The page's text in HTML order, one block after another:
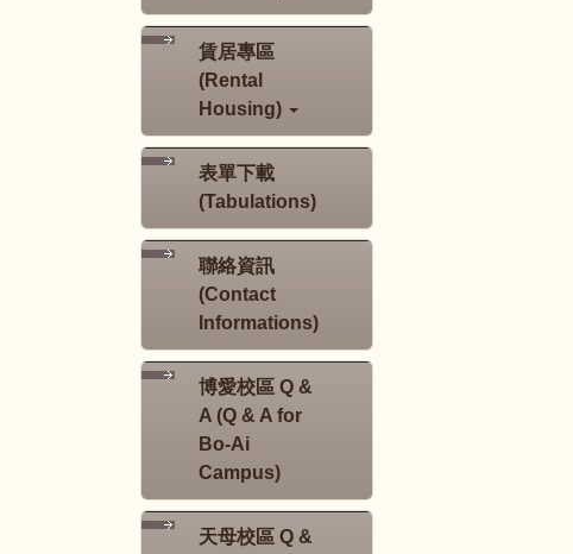
賃居專區
(Rental
Housing)
表單下載
(Tabulations)
聯絡資訊
(Contact
Informations)
博愛校區 Q &
A (Q & A for
Bo-Ai
Campus)
天母校區 Q &